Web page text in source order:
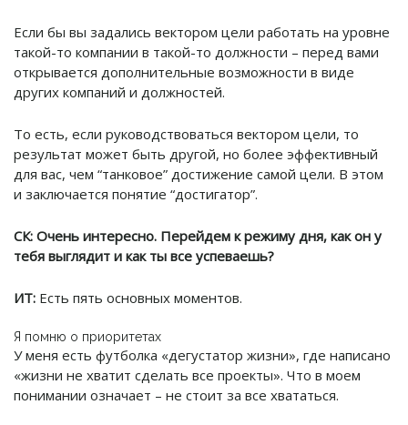
Если бы вы задались вектором цели работать на уровне
такой-то компании в такой-то должности – перед вами
открывается дополнительные возможности в виде
других компаний и должностей.
То есть, если руководствоваться вектором цели, то
результат может быть другой, но более эффективный
для вас, чем “танковое” достижение самой цели. В этом
и заключается понятие “достигатор”.
СК: Очень интересно. Перейдем к режиму дня, как он у
тебя выглядит и как ты все успеваешь?
ИТ: Есть пять основных моментов.
Я помню о приоритетах
У меня есть футболка «дегустатор жизни», где написано
«жизни не хватит сделать все проекты». Что в моем
понимании означает – не стоит за все хвататься.